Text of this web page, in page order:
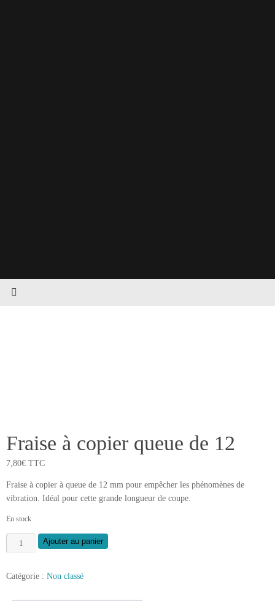
Fraise à copier queue de 12
7,80€ TTC
Fraise à copier à queue de 12 mm pour empêcher les phénomènes de
vibration. Idéal pour cette grande longueur de coupe.
En stock
quantité
de
à
Ajouter au panier
Catégorie : Non classé